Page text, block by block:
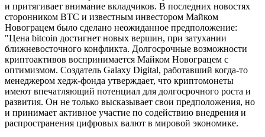
и притягивает внимание вкладчиков. В последних новостях
сторонником BTC и известным инвестором Майком
Новограцем было сделано неожиданное предположение:
"Цена bitcoin достигнет новых вершин, при затухании
ближневосточного конфликта. Долгосрочные возможности
криптоактивов воспринимается Майком Новограцем с
оптимизмом. Создатель Galaxy Digital, работавший когда-то
менеджером хедж-фонда утверждает, что криптомонеты
имеют впечатляющий потенциал для долгосрочного роста и
развития. Он не только высказывает свои предположения, но
и принимает активное участие по содействию внедрения и
распространения цифровых валют в мировой экономике.